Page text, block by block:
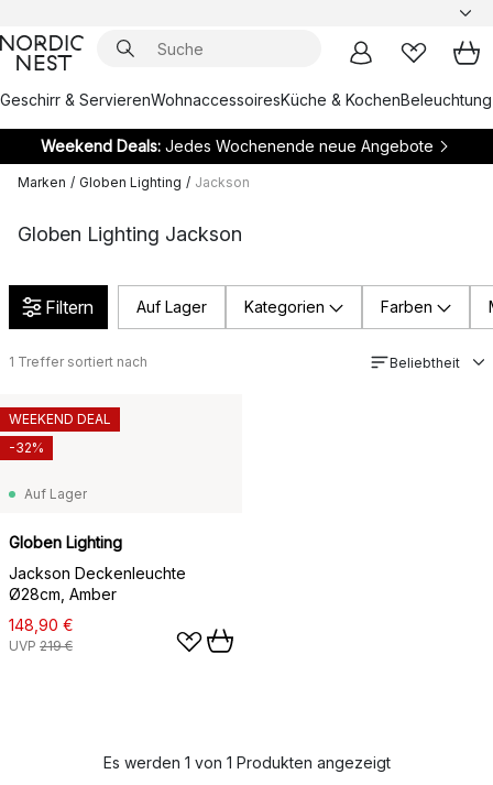
Geschirr & ServierenWohnaccessoiresKüche & KochenBeleuchtung
Weekend Deals:Jedes Wochenende neue Angebote
Marken / Globen Lighting / Jackson
Globen Lighting Jackson
Filtern Auf Lager Kategorien Farben
1 Treffer sortiert nach Beliebtheit
Auf Lager
Globen Lighting
Jackson Deckenleuchte
Ø28cm, Amber
148,90 €
UVP 219 €
WEEKEND DEAL
-32%
Es werden 1 von 1 Produkten angezeigt